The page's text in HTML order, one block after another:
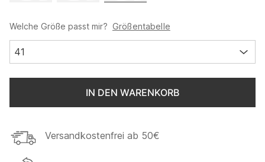
Welche Größe passt mir? Größentabelle
41
IN DEN WARENKORB
Versandkostenfrei ab 50€